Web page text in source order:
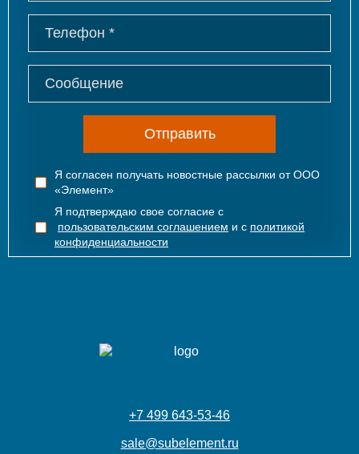
Отправить
Я согласен получать новостные рассылки от ООО
«Элемент»
Я подтверждаю свое согласие с
пользовательским соглашением и с политикой
конфиденциальности
+7 499 643-53-46
sale@subelement.ru